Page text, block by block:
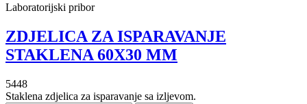
Laboratorijski pribor
ZDJELICA ZA ISPARAVANJE
STAKLENA 60X30 MM
5448
Staklena zdjelica za isparavanje sa izljevom.